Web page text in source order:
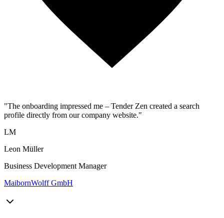
"The onboarding impressed me – Tender Zen created a search
profile directly from our company website."
LM
Leon Müller
Business Development Manager
MaibornWolff GmbH